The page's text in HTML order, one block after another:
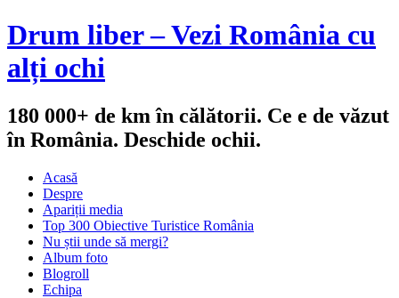
Drum liber – Vezi România cu
alți ochi
180 000+ de km în călătorii. Ce e de văzut
în România. Deschide ochii.
Acasă
Despre
Apariții media
Top 300 Obiective Turistice România
Nu știi unde să mergi?
Album foto
Blogroll
Echipa